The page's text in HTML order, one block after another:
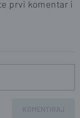
prvi komentar i
KOMENTIRAJ